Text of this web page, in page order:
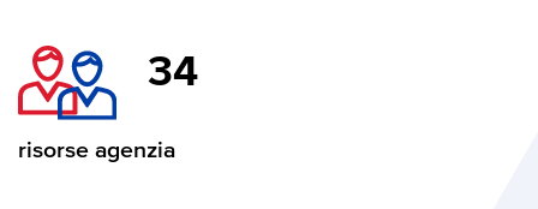
34
risorse agenzia